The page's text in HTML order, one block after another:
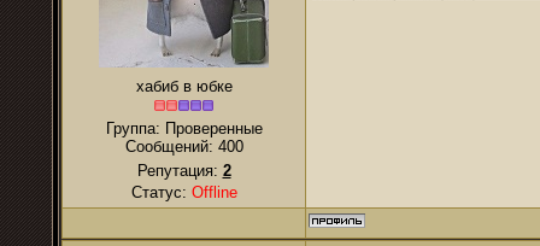
хабиб в юбке
Группа: Проверенные
Сообщений: 400
Репутация: 2
Статус: Offline